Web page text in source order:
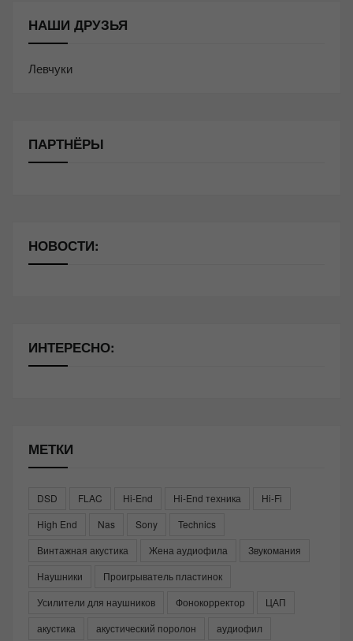
НАШИ ДРУЗЬЯ
Левчуки
ПАРТНЁРЫ
НОВОСТИ:
ИНТЕРЕСНО:
МЕТКИ
DSD FLAC Hi-End Hi-End техника
Hi-Fi
High End
Nas Sony
Technics
Винтажная акустика
Жена аудиофила
Звукомания
Наушники
Проигрыватель пластинок
Усилители для наушников
Фонокорректор
ЦАП
акустика
акустический поролон
аудиофил